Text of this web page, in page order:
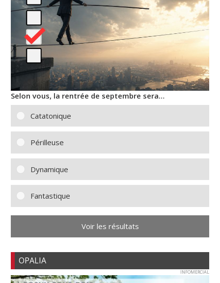
Selon vous, la rentrée de septembre sera…
Catatonique
Périlleuse
Dynamique
Fantastique
Voir les résultats
OPALIA
INFOMERCIAL